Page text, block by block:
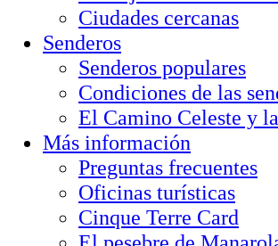
Ciudades cercanas
Senderos
Senderos populares
Condiciones de las
El Camino Celeste y
Más información
Preguntas frecuentes
Oficinas turísticas
Cinque Terre Card